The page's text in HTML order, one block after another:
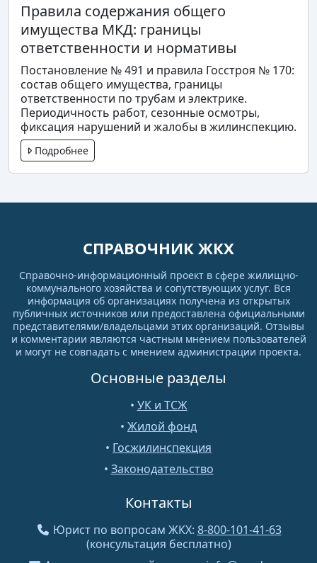
Правила содержания общего
имущества МКД: границы
ответственности и нормативы
Постановление № 491 и правила Госстроя № 170:
состав общего имущества, границы
ответственности по трубам и электрике.
Периодичность работ, сезонные осмотры,
фиксация нарушений и жалобы в жилинспекцию.
Подробнее
СПРАВОЧНИК ЖКХ
Справочно-информационный проект в сфере жилищно-
коммунального хозяйства и сопутствующих услуг. Вся
информация об организациях получена из открытых
публичных источников или предоставлена официальными
представителями/владельцами этих организаций. Отзывы
и комментарии являются частным мнением пользователей
и могут не совпадать с мнением администрации проекта.
Основные разделы
• УК и ТСЖ
• Жилой фонд
• Госжилинспекция
• Законодательство
Контакты
Юрист по вопросам ЖКХ: 8-800-101-41-63
(консультация бесплатно)